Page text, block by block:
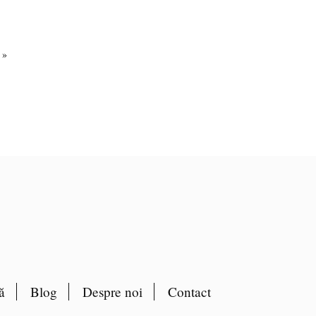
Blog Despre noi Contact